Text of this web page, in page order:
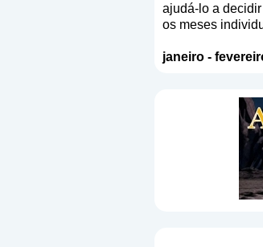
ajudá-lo a
os meses
janeiro-